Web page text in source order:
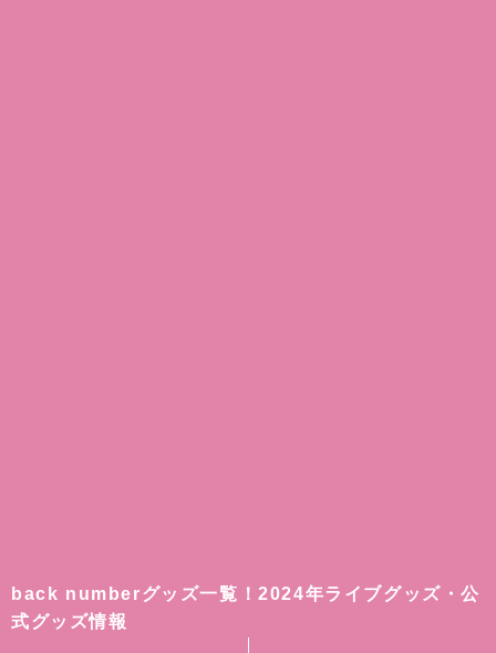
back numberグッズ一覧！2024年ライブグッズ・公
式グッズ情報